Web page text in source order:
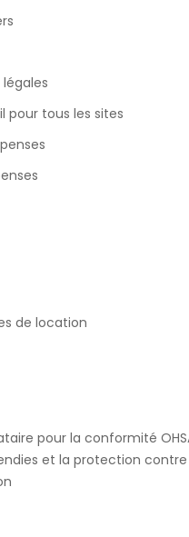
pour tous les sites
de location
pour la conformité
et la protection